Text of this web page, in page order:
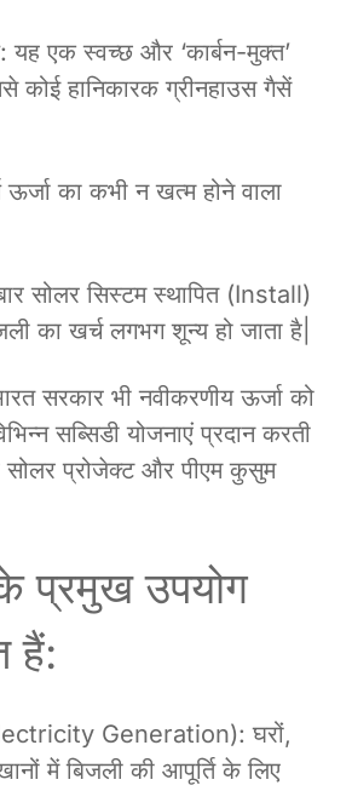
एक स्वच्छ और ‘कार्बन-मुक्त’
कोई हानिकारक ग्रीनहाउस गैसें
ऊर्जा का कभी न खत्म होने वाला
सोलर सिस्टम स्थापित (Install)
का खर्च लगभग शून्य हो जाता है|
सरकार भी नवीकरणीय ऊर्जा को
सब्सिडी योजनाएं प्रदान करती
प्रोजेक्ट और पीएम कुसुम
प्रमुख उपयोग
हैं:
Generation): घरों,
में बिजली की आपूर्ति के लिए